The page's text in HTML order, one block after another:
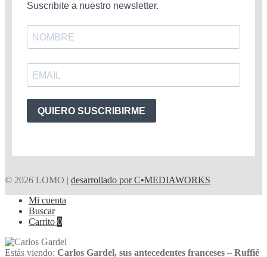
Suscribite a nuestro newsletter.
QUIERO SUSCRIBIRME
© 2026 LOMO | desarrollado por C•MEDIAWORKS
Mi cuenta
Buscar
Carrito 0
Estás viendo: Carlos Gardel, sus antecedentes franceses – Ruffié